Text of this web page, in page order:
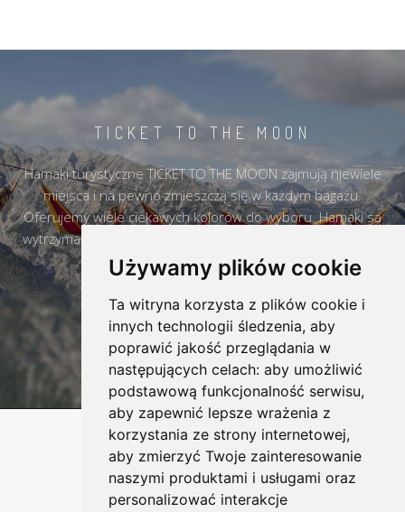
Używamy plików cookie
Ta witryna korzysta z plików cookie i
innych technologii śledzenia, aby
poprawić jakość przeglądania w
następujących celach: aby umożliwić
podstawową funkcjonalność serwisu,
aby zapewnić lepsze wrażenia z
korzystania ze strony internetowej,
aby zmierzyć Twoje zainteresowanie
naszymi produktami i usługami oraz
personalizować interakcje
TICKET TO THE MOON
Hamaki turystyczne TICKET TO THE MOON zajmują niewiele
miejsca i na pewno zmieszczą się w każdym bagażu.
Oferujemy wiele ciekawych kolorów do wyboru. Hamaki są
wytrzymałe i na pewno przez wiele lat mogą towarzyszyć w
każdym miejscu.
DOWIEDZ SIĘ WIĘCEJ